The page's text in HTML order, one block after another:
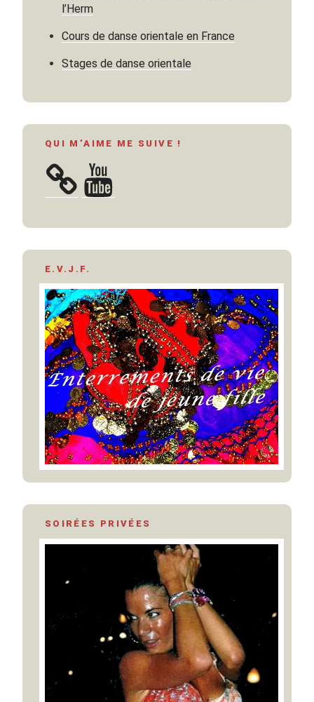
l’Herm
Cours de danse orientale en France
Stages de danse orientale
QUI M’AIME ME SUIVE !
YouTube
E.V.J.F.
SOIRÉES PRIVÉES